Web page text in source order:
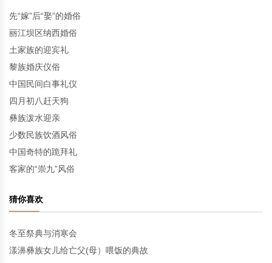
先“嫁”后“娶”的婚俗
丽江坝区纳西婚俗
土家族的迎宾礼
黎族婚庆仪俗
中国民间白事礼仪
四月初八赶天狗
彝族泼水迎亲
少数民族饮酒风俗
中国奇特的跪拜礼
客家的“崇九”风俗
猜你喜欢
冬至祭典与消寒会
漾濞彝族女儿给亡父(母）喂饭的典故